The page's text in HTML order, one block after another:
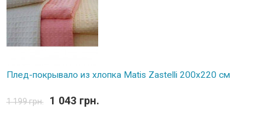
Плед-покрывало из хлопка Matis Zastelli 200x220 см
1 199 грн. 1 043 грн.